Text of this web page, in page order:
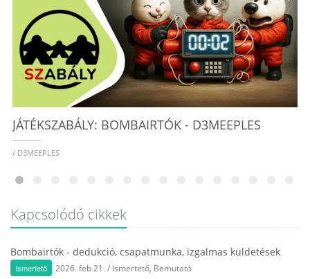
JÁTÉKSZABÁLY: BOMBAIRTÓK - D3MEEPLES
/ D3MEEPLES
Kapcsolódó cikkek
Bombairtók - dedukció, csapatmunka, izgalmas küldetések
Ismertető 2026. feb 21. / Ismertető, Bemutató